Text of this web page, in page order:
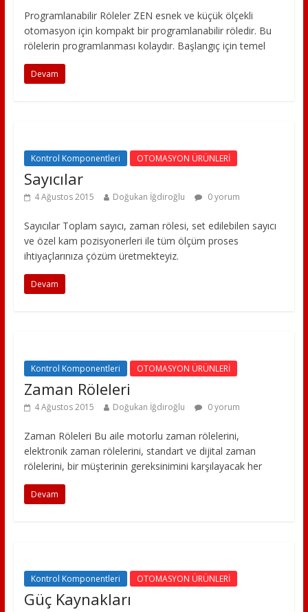
Programlanabilir Röleler ZEN esnek ve küçük ölçekli
otomasyon için kompakt bir programlanabilir röledir. Bu
rölelerin programlanması kolaydır. Başlangıç için temel
Devam
Kontrol Komponentleri OTOMASYON ÜRÜNLERİ
Sayıcılar
4 Ağustos 2015 Doğukan İğdiroğlu 0 yorum
Sayıcılar Toplam sayıcı, zaman rölesi, set edilebilen sayıcı
ve özel kam pozisyonerleri ile tüm ölçüm proses
ihtiyaçlarınıza çözüm üretmekteyiz.
Devam
Kontrol Komponentleri OTOMASYON ÜRÜNLERİ
Zaman Röleleri
4 Ağustos 2015 Doğukan İğdiroğlu 0 yorum
Zaman Röleleri Bu aile motorlu zaman rölelerini,
elektronik zaman rölelerini, standart ve dijital zaman
rölelerini, bir müşterinin gereksinimini karşılayacak her
Devam
Kontrol Komponentleri OTOMASYON ÜRÜNLERİ
Güç Kaynakları